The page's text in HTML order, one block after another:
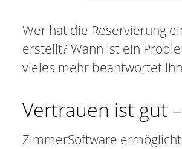
Wer hat die Reservierung
erstellt? Wann ist ein
vieles mehr beantwortet
Vertrauen ist gut
ZimmerSoftware